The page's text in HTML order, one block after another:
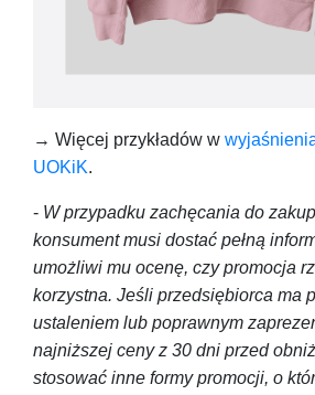
→ Więcej przykładów w
UOKiK.
- W przypadku zachęcania do
konsument musi dostać pełną
umożliwi mu ocenę, czy promocja
korzystna. Jeśli przedsiębiorca ma
ustaleniem lub poprawnym
najniższej ceny z 30 dni przed
stosować inne formy promocji, o